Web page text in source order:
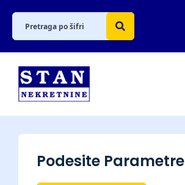
Podesite Parametre